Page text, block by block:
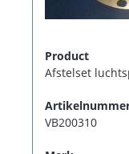
Product
Afstelset
VB200310